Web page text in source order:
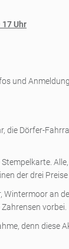
Uhr
und
die Dörfer-
der drei Preise
an
vorbei.
denn diese